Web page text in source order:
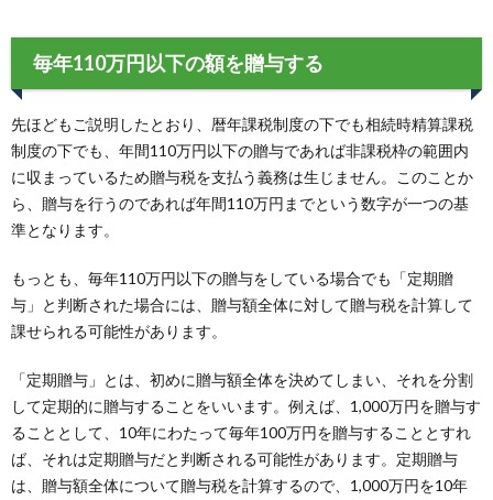
毎年110万円以下の額を贈与する
先ほどもご説明したとおり、暦年課税制度の下でも相続時精算課税
制度の下でも、年間110万円以下の贈与であれば非課税枠の範囲内
に収まっているため贈与税を支払う義務は生じません。このことか
ら、贈与を行うのであれば年間110万円までという数字が一つの基
準となります。
もっとも、毎年110万円以下の贈与をしている場合でも「定期贈
与」と判断された場合には、贈与額全体に対して贈与税を計算して
課せられる可能性があります。
「定期贈与」とは、初めに贈与額全体を決めてしまい、それを分割
して定期的に贈与することをいいます。例えば、1,000万円を贈与す
ることとして、10年にわたって毎年100万円を贈与することとすれ
ば、それは定期贈与だと判断される可能性があります。定期贈与
は、贈与額全体について贈与税を計算するので、1,000万円を10年